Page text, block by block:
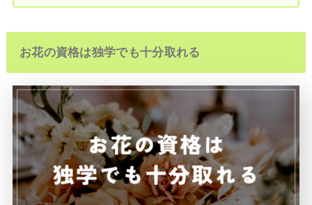
お花の資格は独学でも十分取れる